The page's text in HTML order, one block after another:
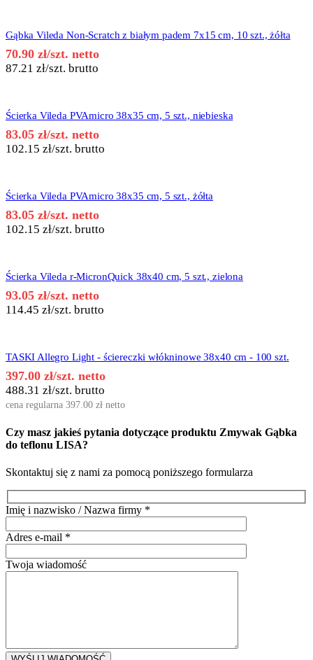
Gąbka Vileda Non-Scratch z białym padem 7x15 cm, 10 szt., żółta
70.90 zł/szt. netto
87.21 zł/szt. brutto
Ścierka Vileda PVAmicro 38x35 cm, 5 szt., niebieska
83.05 zł/szt. netto
102.15 zł/szt. brutto
Ścierka Vileda PVAmicro 38x35 cm, 5 szt., żółta
83.05 zł/szt. netto
102.15 zł/szt. brutto
Ścierka Vileda r-MicronQuick 38x40 cm, 5 szt., zielona
93.05 zł/szt. netto
114.45 zł/szt. brutto
TASKI Allegro Light - ściereczki włókninowe 38x40 cm - 100 szt.
397.00 zł/szt. netto
488.31 zł/szt. brutto
cena regularna 397.00 zł netto
Czy masz jakieś pytania dotyczące produktu Zmywak Gąbka
do teflonu LISA?
Skontaktuj się z nami za pomocą poniższego formularza
Imię i nazwisko / Nazwa firmy *
Adres e-mail *
Twoja wiadomość